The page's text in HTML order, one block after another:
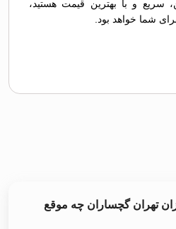
سریع و با بهترین قیمت هستید،
شما خواهد بود.
تهران گچساران چه موقع